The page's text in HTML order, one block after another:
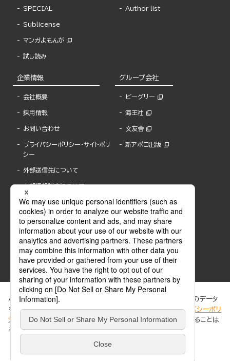
SPECIAL
Sublicense
マンガよもんが
試し読み
Author list
企業情報
会社概要
採用情報
お問い合わせ
プライバシーポリシー・サイトポリ
シー
外部送信先について
内部通報制度について
グループ会社
ビーグリー
海王社
文友舎
新アポロ出版
ABJマークは、この電子書店・電子書籍配信サービスが、著作権者からコンテンツ使用許諾を
得た正規版配信サービスであることを示す登録商標(登録番号 第6091713号)です。
ABJマークの詳細、ABJマークを掲示しているサービスの一覧はこちら。
ぶんか社が運営するサイトでは、利便性向上のためにCookie等のデータ
を使用しています。 当社のCookieについての詳細は、「プライバシーポリ
シー
」をご覧ください。当サイトでは、訪問者の個人情報を追跡することは
ありません。